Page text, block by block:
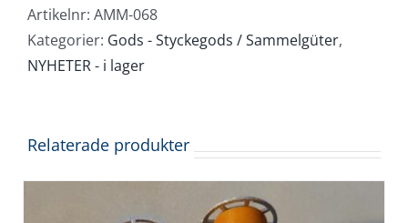
pall
mängd
Artikelnr: AMM-068
Kategorier: Gods - Styckegods / Sammelgüter,
NYHETER - i lager
Relaterade produkter